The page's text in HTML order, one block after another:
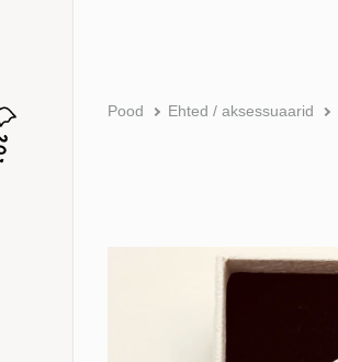
Pood Ehted / aksessuaarid